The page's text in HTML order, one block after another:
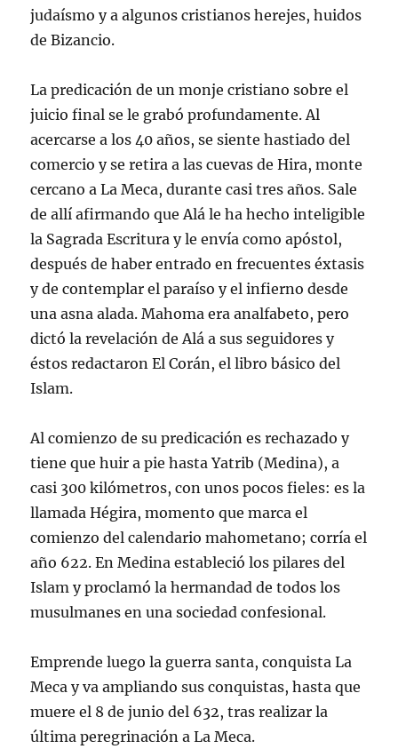
judaísmo y a algunos cristianos herejes, huidos
de Bizancio.
La predicación de un monje cristiano sobre el
juicio final se le grabó profundamente. Al
acercarse a los 40 años, se siente hastiado del
comercio y se retira a las cuevas de Hira, monte
cercano a La Meca, durante casi tres años. Sale
de allí afirmando que Alá le ha hecho inteligible
la Sagrada Escritura y le envía como apóstol,
después de haber entrado en frecuentes éxtasis
y de contemplar el paraíso y el infierno desde
una asna alada. Mahoma era analfabeto, pero
dictó la revelación de Alá a sus seguidores y
éstos redactaron El Corán, el libro básico del
Islam.
Al comienzo de su predicación es rechazado y
tiene que huir a pie hasta Yatrib (Medina), a
casi 300 kilómetros, con unos pocos fieles: es la
llamada Hégira, momento que marca el
comienzo del calendario mahometano; corría el
año 622. En Medina estableció los pilares del
Islam y proclamó la hermandad de todos los
musulmanes en una sociedad confesional.
Emprende luego la guerra santa, conquista La
Meca y va ampliando sus conquistas, hasta que
muere el 8 de junio del 632, tras realizar la
última peregrinación a La Meca.